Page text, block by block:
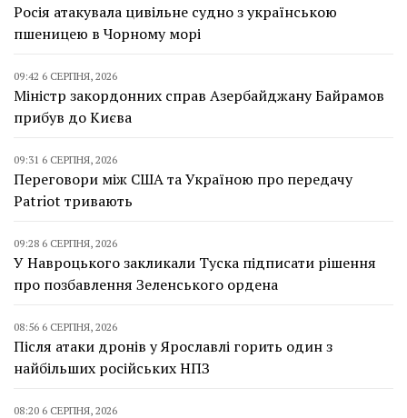
Росія атакувала цивільне судно з українською
пшеницею в Чорному морі
09:42 6 СЕРПНЯ, 2026
Міністр закордонних справ Азербайджану Байрамов
прибув до Києва
09:31 6 СЕРПНЯ, 2026
Переговори між США та Україною про передачу
Patriot тривають
09:28 6 СЕРПНЯ, 2026
У Навроцького закликали Туска підписати рішення
про позбавлення Зеленського ордена
08:56 6 СЕРПНЯ, 2026
Після атаки дронів у Ярославлі горить один з
найбільших російських НПЗ
08:20 6 СЕРПНЯ, 2026